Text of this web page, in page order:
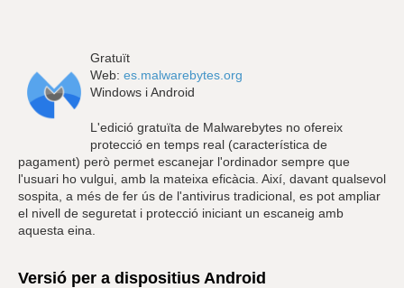
Gratuït
Web: es.malwarebytes.org
Windows i Android
L'edició gratuïta de Malwarebytes no ofereix
protecció en temps real (característica de
pagament) però permet escanejar l'ordinador sempre que
l'usuari ho vulgui, amb la mateixa eficàcia. Així, davant qualsevol
sospita, a més de fer ús de l'antivirus tradicional, es pot ampliar
el nivell de seguretat i protecció iniciant un escaneig amb
aquesta eina.
Versió per a dispositius Android